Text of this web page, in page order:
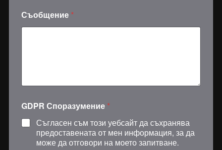
m
a
б
е
н
и
е
Съобщение *
GDPR Споразумение *
Съгласен съм този уебсайт да съхранява
предоставената от мен информация, за да
може да отговори на моето запитване.